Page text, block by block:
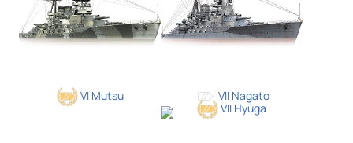
VI Mutsu VII Nagato
VII Hyūga